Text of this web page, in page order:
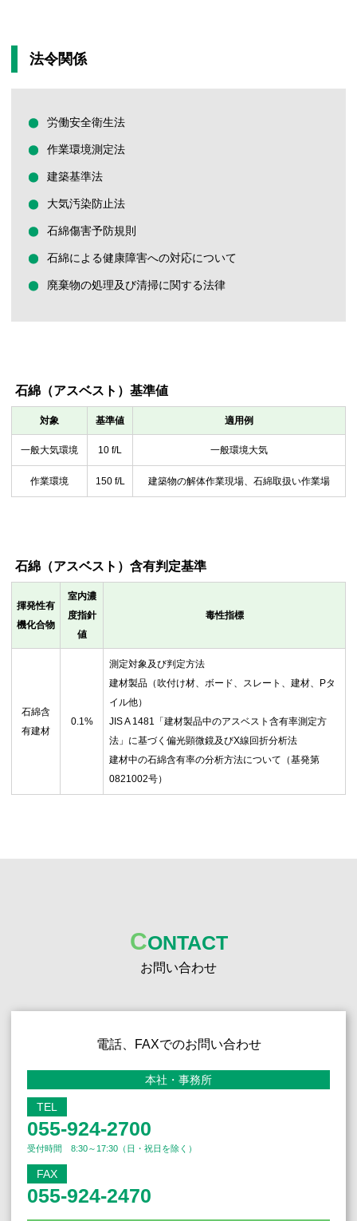
法令関係
労働安全衛生法
作業環境測定法
建築基準法
大気汚染防止法
石綿傷害予防規則
石綿による健康障害への対応について
廃棄物の処理及び清掃に関する法律
石綿（アスベスト）基準値
対象 基準値 適用例
一般大気環境 10 f/L 一般環境大気
作業環境 150 f/L 建築物の解体作業現場、石綿取扱い作業場
石綿（アスベスト）含有判定基準
揮発性有
機化合物
室内濃
度指針
値
毒性指標
石綿含
有建材
0.1%
測定対象及び判定方法
建材製品（吹付け材、ボード、スレート、建材、Pタ
イル他）
JIS A 1481「建材製品中のアスベスト含有率測定方
法」に基づく偏光顕微鏡及びX線回折分析法
建材中の石綿含有率の分析方法について（基発第
0821002号）
CONTACT
お問い合わせ
電話、FAXでのお問い合わせ
本社・事務所
TEL
055-924-2700
受付時間 8:30～17:30（日・祝日を除く）
FAX
055-924-2470